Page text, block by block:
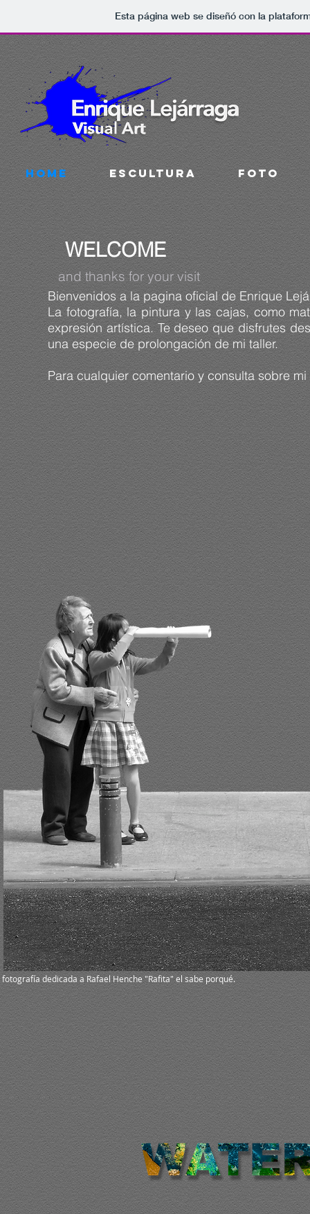
Esta página web se diseñó con la
HOME ESCULTURA FOTO
WELCOME
and thanks for your visit
Bienvenidos a la pagina oficial de Enrique
La fotografía, la pintura y las cajas, como
expresión artística. Te deseo que disfrutes
una especie de prolongación de mi taller.
Para cualquier comentario y consulta sobre
fotografía dedicada a Rafael Henche "Rafita" el sabe porqué.